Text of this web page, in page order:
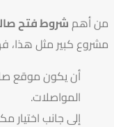
منأهمشروط فتح
مشروع كبير مثل هذا،
أن يكون موقع
المواصلات.
إلى جانب